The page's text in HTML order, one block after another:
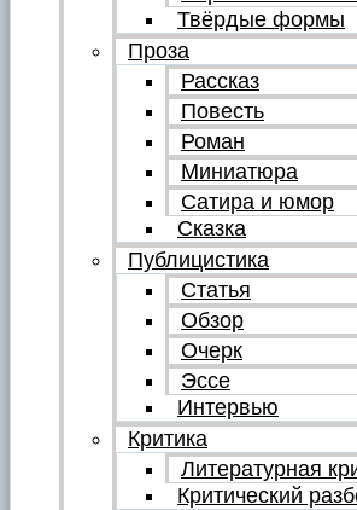
Твёрдые формы
Проза
Рассказ
Повесть
Роман
Миниатюра
Сатира и юмор
Сказка
Публицистика
Статья
Обзор
Очерк
Эссе
Интервью
Критика
Литературная
Критический